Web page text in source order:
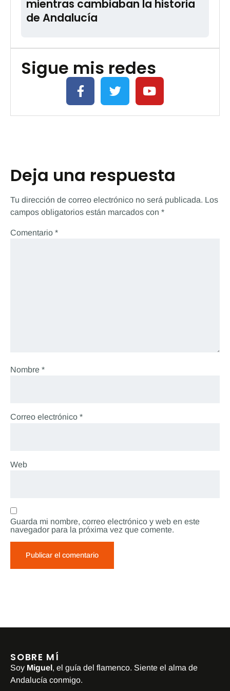
mientras cambiaban la historia
de Andalucía
Sigue mis redes
Deja una respuesta
Tu dirección de correo electrónico no será publicada. Los
campos obligatorios están marcados con *
Comentario *
Nombre *
Correo electrónico *
Web
Guarda mi nombre, correo electrónico y web en este
navegador para la próxima vez que comente.
SOBRE MÍ
Soy Miguel, el guía del flamenco. Siente el alma de
Andalucía conmigo.